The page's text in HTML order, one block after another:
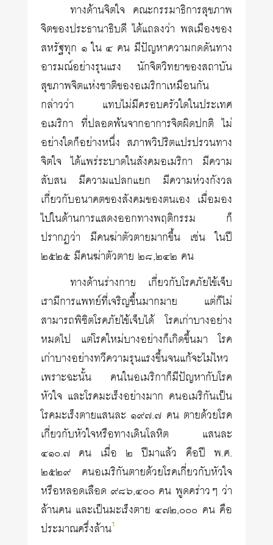
ทางด้านจิตใจ คณะกรรมาธิการสุขภาพ
จิตของประธานาธิบดี ได้แถลงว่า พลเมืองของ
สหรัฐทุก ๑ ใน ๔ คน มีปัญหาความกดดันทาง
อารมณ์อย่างรุนแรง นักจิตวิทยาของสถาบัน
สุขภาพจิตแห่งชาติของอเมริกาเหมือนกัน
กล่าวว่า แทบไม่มีครอบครัวใดในประเทศ
อเมริกา ที่ปลอดพ้นจากอาการจิตผิดปกติ ไม่
อย่างใดก็อย่างหนึ่ง สภาพวิปริตแปรปรวนทาง
จิตใจ ได้แพร่ระบาดในสังคมอเมริกา มีความ
สับสน มีความแปลกแยก มีความห่วงกังวล
เกี่ยวกับอนาคตของสังคมของตนเอง เมื่อมอง
ไปในด้านการแสดงออกทางพฤติกรรม ก็
ปรากฏว่า มีคนฆ่าตัวตายมากขึ้น เช่น ในปี
๒๕๒๕ มีคนฆ่าตัวตาย ๒๘,๒๔๒ คน
ทางด้านร่างกาย เกี่ยวกับโรคภัยไข้เจ็บ
เรามีการแพทย์ที่เจริญขึ้นมากมาย แต่ก็ไม่
สามารถพิชิตโรคภัยไข้เจ็บได้ โรคเก่าบางอย่าง
หมดไป แต่โรคใหม่บางอย่างก็เกิดขึ้นมา โรค
เก่าบางอย่างทวีความรุนแรงขึ้นจนแก้จะไม่ไหว
เพราะฉะนั้น คนในอเมริกาก็มีปัญหากับโรค
หัวใจ และโรคมะเร็งอย่างมาก คนอเมริกันเป็น
โรคมะเร็งตายแสนละ ๑๙๗.๗ คน ตายด้วยโรค
เกี่ยวกับหัวใจหรือทางเดินโลหิต แสนละ
๔๑๐.๗ คน เมื่อ ๒ ปีมาแล้ว คือปี พ.ศ.
๒๕๒๙ คนอเมริกันตายด้วยโรคเกี่ยวกับหัวใจ
หรือหลอดเลือด ๙๘๖,๔๐๐ คน พูดคร่าวๆ ว่า
ล้านคน และเป็นมะเร็งตาย ๔๗๒,๐๐๐ คน คือ
ประมาณครึ่งล้าน1